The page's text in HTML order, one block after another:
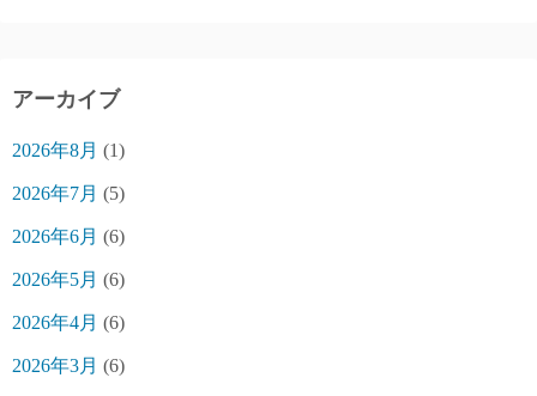
アーカイブ
2026年8月 (1)
2026年7月 (5)
2026年6月 (6)
2026年5月 (6)
2026年4月 (6)
2026年3月 (6)